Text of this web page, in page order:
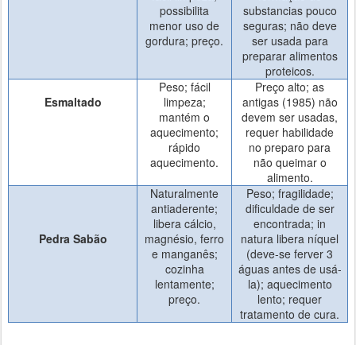
possibilita
menor uso de
gordura; preço.
substancias pouco
seguras; não deve
ser usada para
preparar alimentos
proteicos.
Esmaltado
Peso; fácil
limpeza;
mantém o
aquecimento;
rápido
aquecimento.
Preço alto; as
antigas (1985) não
devem ser usadas,
requer habilidade
no preparo para
não queimar o
alimento.
Pedra Sabão
Naturalmente
antiaderente;
libera cálcio,
magnésio, ferro
e manganês;
cozinha
lentamente;
preço.
Peso; fragilidade;
dificuldade de ser
encontrada; in
natura libera níquel
(deve-se ferver 3
águas antes de usá-
la); aquecimento
lento; requer
tratamento de cura.